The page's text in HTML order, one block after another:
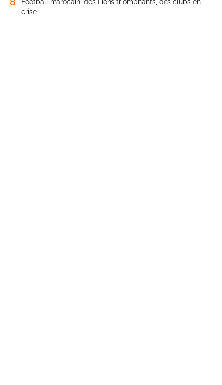
Football marocain: des Lions triomphants, des clubs en
crise